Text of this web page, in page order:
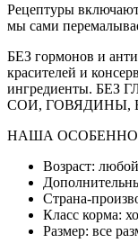
Рецептуры включают
мы сами
БЕЗ гормонов и
красителей и
ингредиенты.
СОИ, ГОВЯДИНЫ,
НАША
Возраст: любой
Страна-
Класс корма:
Размер: все